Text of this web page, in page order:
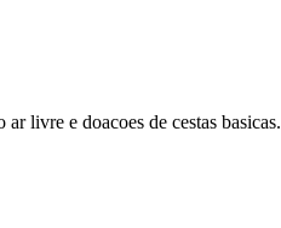
livre e doacoes de cestas basicas.